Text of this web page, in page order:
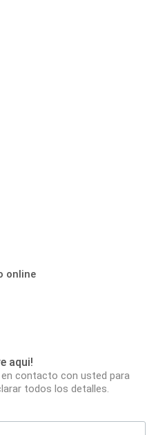
online
aqui!
contacto con usted para
todos los detalles.